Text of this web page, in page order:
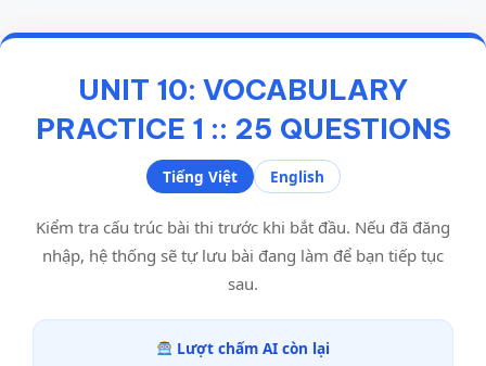
UNIT 10: VOCABULARY
PRACTICE 1 :: 25 QUESTIONS
Tiếng Việt English
Kiểm tra cấu trúc bài thi trước khi bắt đầu. Nếu đã đăng
nhập, hệ thống sẽ tự lưu bài đang làm để bạn tiếp tục
sau.
Lượt chấm AI còn lại